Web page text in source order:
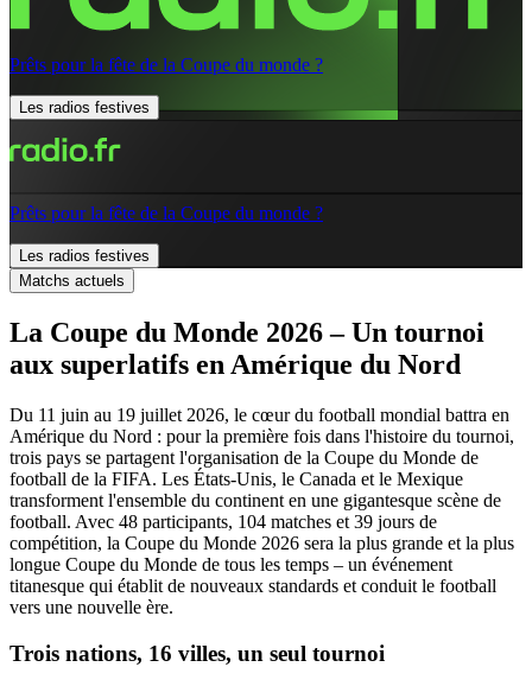
Prêts pour la fête de la Coupe du monde ?
Les radios festives
Prêts pour la fête de la Coupe du monde ?
Les radios festives
Matchs actuels
La Coupe du Monde 2026 – Un tournoi
aux superlatifs en Amérique du Nord
Du 11 juin au 19 juillet 2026, le cœur du football mondial battra en
Amérique du Nord : pour la première fois dans l'histoire du tournoi,
trois pays se partagent l'organisation de la Coupe du Monde de
football de la FIFA. Les États-Unis, le Canada et le Mexique
transforment l'ensemble du continent en une gigantesque scène de
football. Avec 48 participants, 104 matches et 39 jours de
compétition, la Coupe du Monde 2026 sera la plus grande et la plus
longue Coupe du Monde de tous les temps – un événement
titanesque qui établit de nouveaux standards et conduit le football
vers une nouvelle ère.
Trois nations, 16 villes, un seul tournoi